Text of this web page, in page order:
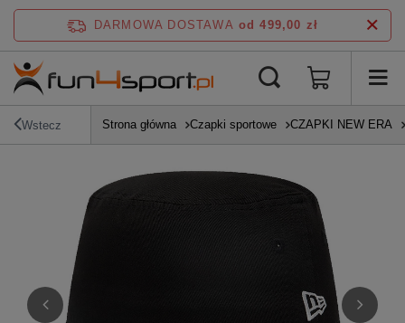
DARMOWA DOSTAWA od 499,00 zł
Wstecz Strona główna Czapki sportowe CZAPKI NEW ERA